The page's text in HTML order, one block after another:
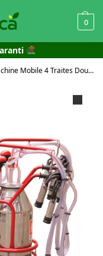
0
Mobile 4 Traites Double Seau 400LT/MIN Pompe à Vide Type D’Huile